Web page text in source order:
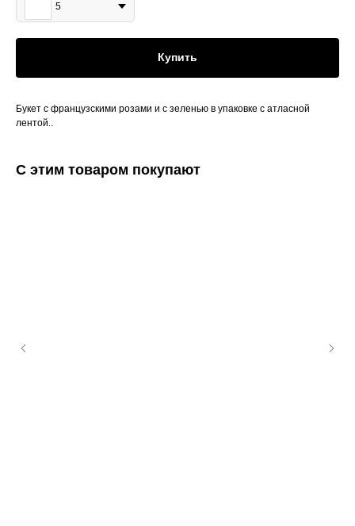
5
Купить
Букет с французскими розами и с зеленью в упаковке с атласной
лентой..
С этим товаром покупают